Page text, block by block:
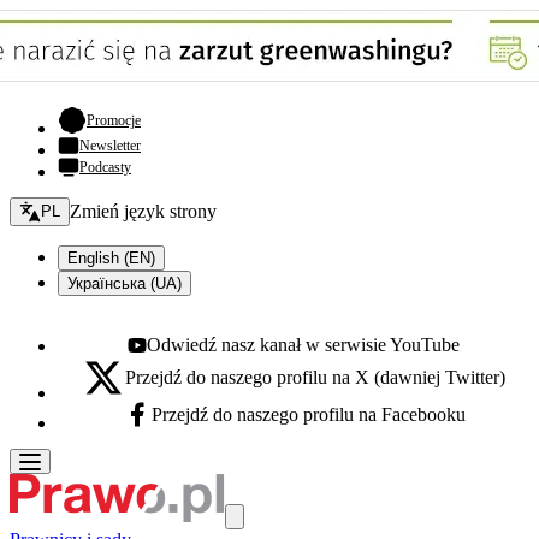
Promocje- otwiera się w nowej karcie
Newsletter
Podcasty
Zmień język - bieżący:
PL Zmień język strony
English (EN)
Українська (UA)
Youtube - otwiera się w nowej karcie
Odwiedź nasz kanał w serwisie YouTube
X - otwiera się w nowej karcie
Przejdź do naszego profilu na X (dawniej Twitter)
Facebook - otwiera się w nowej karcie
Przejdź do naszego profilu na Facebooku